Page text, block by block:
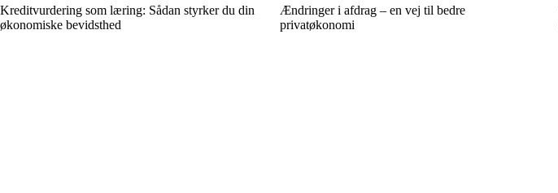
Kreditvurdering som læring: Sådan styrker du din
økonomiske bevidsthed
Ændringer i afdrag – en vej til bedre
privatøkonomi